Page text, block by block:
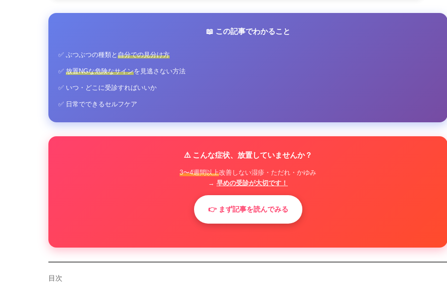
📖 この記事でわかること
✅ ぶつぶつの種類と 自分での見分け方
✅ 放置NGな危険なサインを見逃さない方法
✅ いつ・どこに受診すればいいか
✅ 日常でできるセルフケア
⚠️ こんな症状、放置していませんか？
3〜4週間以上改善しない湿疹・ただれ・かゆみ
→ 早めの受診が大切です！
👉 まず記事を読んでみる
目次